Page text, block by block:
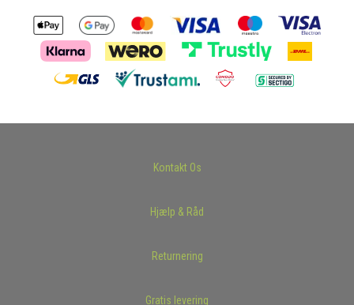
Kontakt Os
Hjælp & Råd
Returnering
Gratis levering